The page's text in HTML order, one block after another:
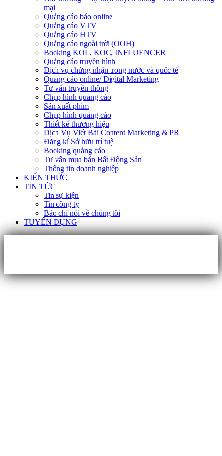
mại
Quảng cáo báo online
Quảng cáo VTV
Quảng cáo HTV
Quảng cáo ngoài trời (OOH)
Booking KOL, KOC, INFLUENCER
Quảng cáo truyền hình
Dịch vụ chứng nhận trong nước và quốc tế
Quảng cáo online/ Digital Marketing
Tư vấn truyền thông
Chụp hình quảng cáo
Sản xuất phim
Chụp hình quảng cáo
Thiết kế thương hiệu
Dịch Vụ Viết Bài Content Marketing & PR
Đăng kí Sở hữu trí tuệ
Booking quảng cáo
Tư vấn mua bán Bất Động Sản
Thông tin doanh nghiệp
KIẾN THỨC
TIN TỨC
Tin sự kiện
Tin công ty
Báo chí nói về chúng tôi
TUYỂN DỤNG